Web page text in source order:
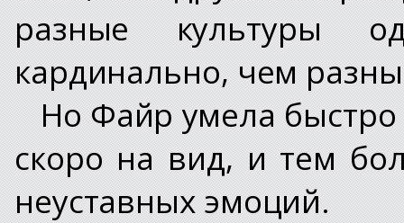
разные культуры
кардинально, чем
Но Файр умела
скоро на вид, и тем
неуставных эмоций.